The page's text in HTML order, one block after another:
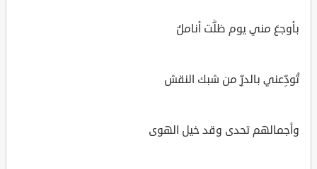
بأوجعَ مني يوم ظلَّت أناملٌ
تُودِّعني بالدرِّ من شبك النقش
وأجمالهم تحدى وقد خيل الهوى